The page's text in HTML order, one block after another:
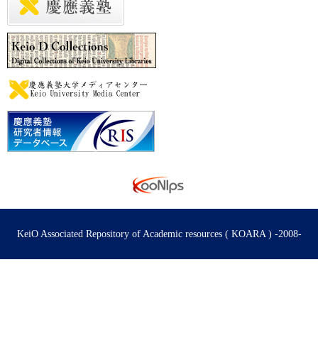
KeiO Associated Repository of Academic resources ( KOARA ) -2008-